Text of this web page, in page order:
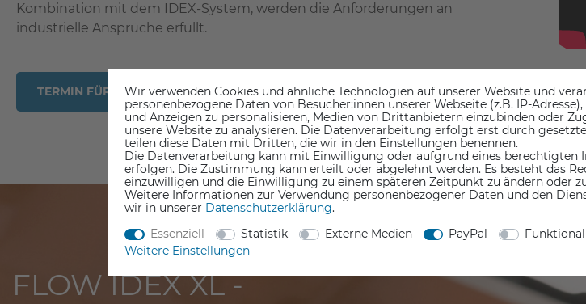
Kombination mit dem IDEX-System, werden die Anforderungen an
industrielle Ansprüche erfüllt.
TERMIN FÜR DEMO SESSION VEREINBAREN
FLOW IDEX XL -
Wir verwenden Cookies und ähnliche Technologien auf unserer Website und
personenbezogene Daten von Besucher:innen unserer Webseite (z.B. IP-
und Anzeigen zu personalisieren, Medien von Drittanbietern einzubinden oder
unsere Website zu analysieren. Die Datenverarbeitung erfolgt erst durch
teilen diese Daten mit Dritten, die wir in den Einstellungen benennen.
Die Datenverarbeitung kann mit Einwilligung oder aufgrund eines berechtigten
erfolgen. Die Zustimmung kann erteilt oder abgelehnt werden. Es besteht das
einzuwilligen und die Einwilligung zu einem späteren Zeitpunkt zu ändern oder
Weitere Informationen zur Verwendung personenbezogener Daten und den
wir in unserer Daten­schutz­erklärung.
Essenziell
Statistik Externe Medien PayPal
Funktional
Weitere Einstellungen